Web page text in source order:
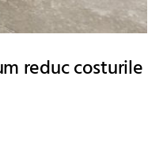
reduc costurile